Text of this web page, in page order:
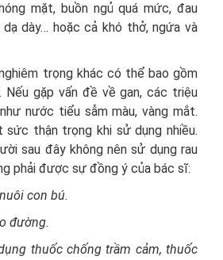
mặt, buồn ngủ quá mức, đau
dạ dày… hoặc cả khó thở, ngứa và
trọng khác có thể bao gồm
Nếu gặp vấn đề về gan, các triệu
nước tiểu sẫm màu, vàng mắt.
sức thận trọng khi sử dụng nhiều.
sau đây không nên sử dụng rau
phải được sự đồng ý của bác sĩ:
con bú.
đường.
thuốc chống trầm cảm, thuốc